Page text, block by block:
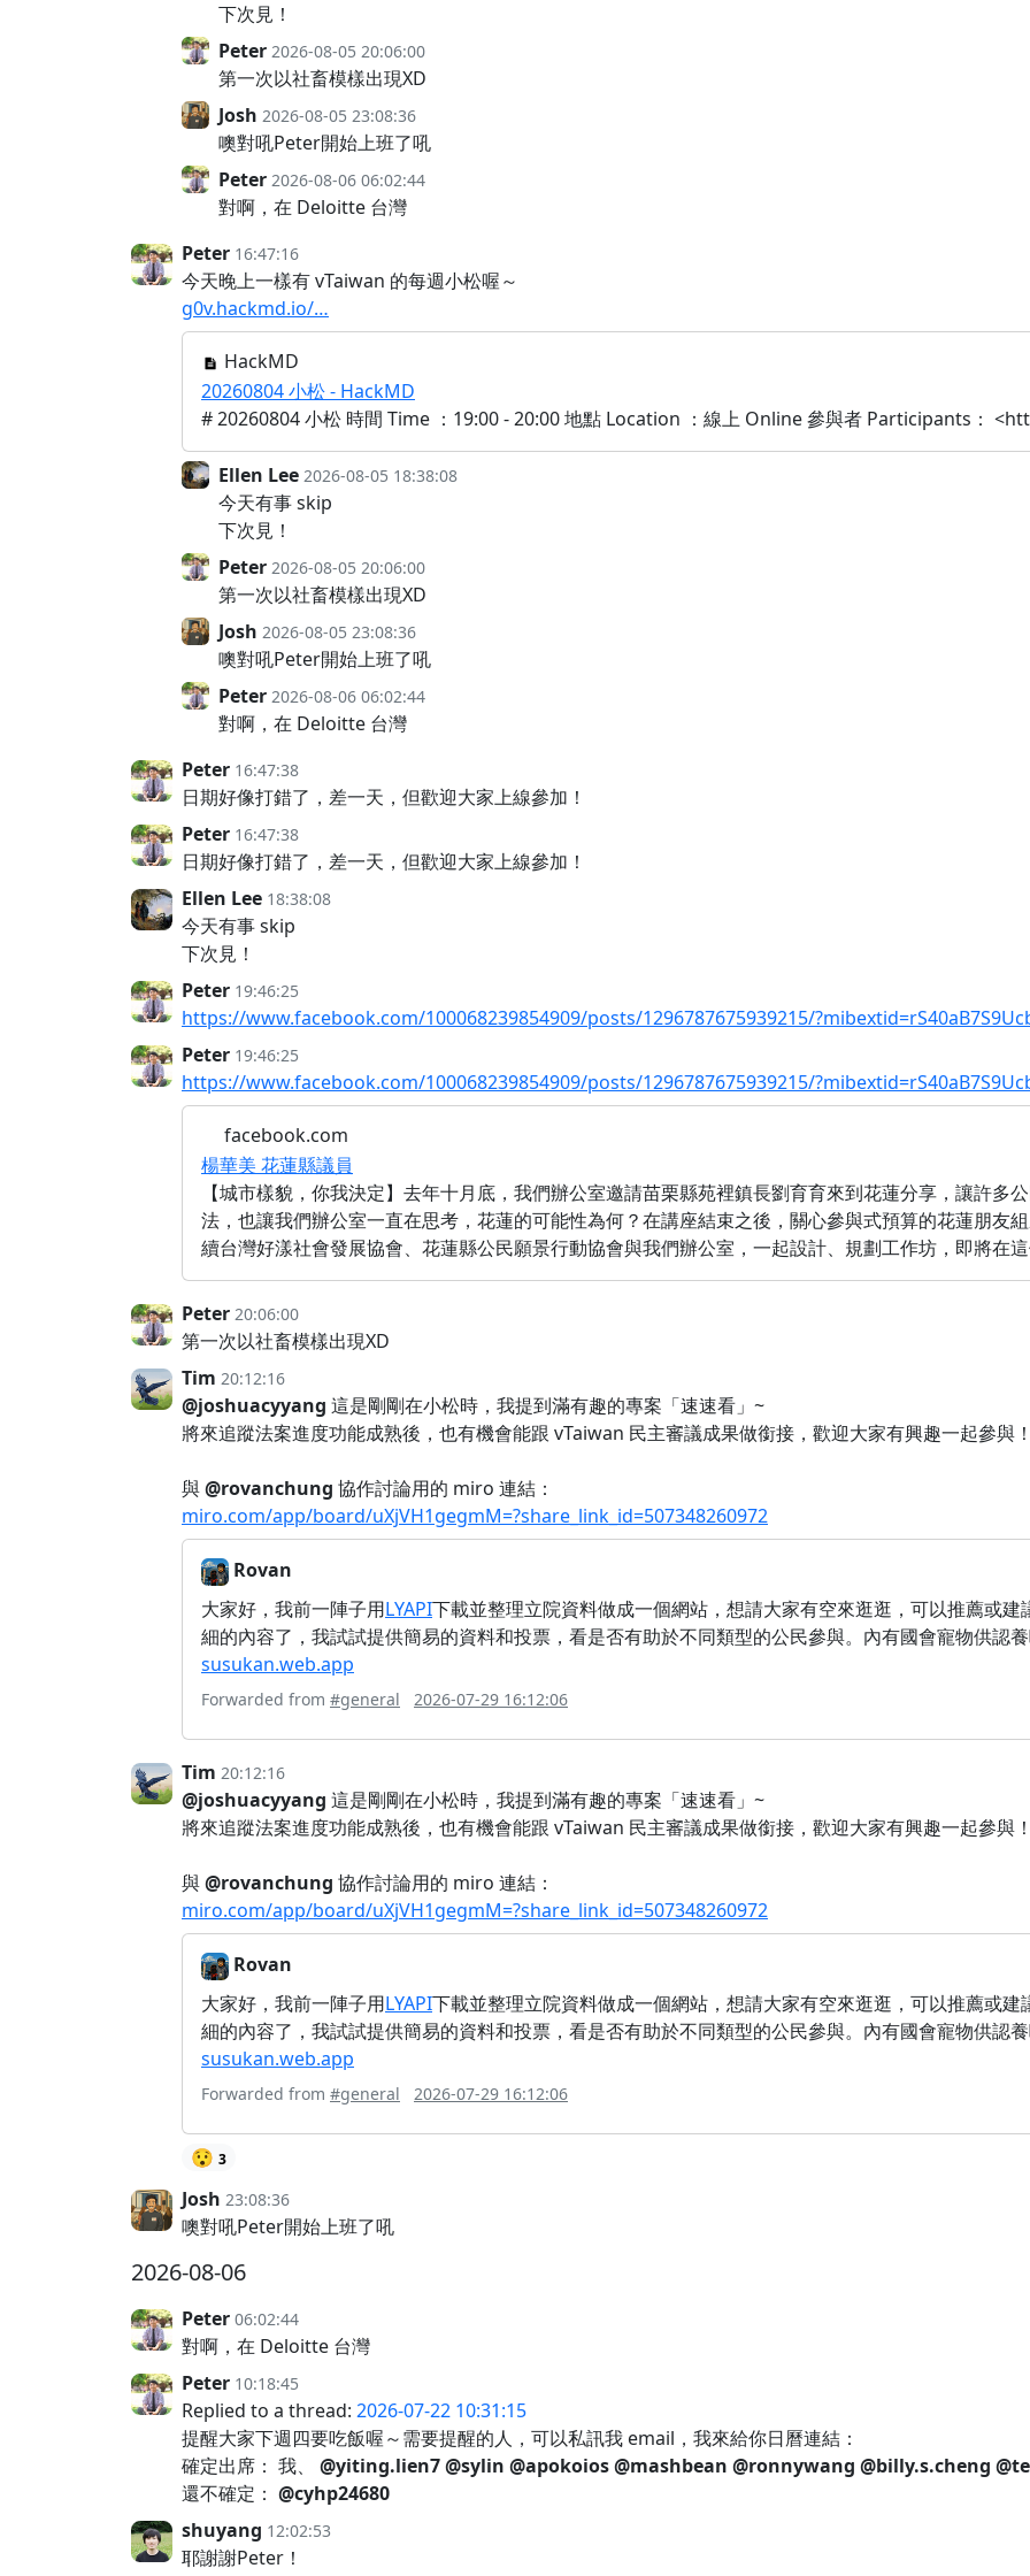
下次見！
Peter 2026-08-05 20:06:00
第一次以社畜模樣出現XD
Josh 2026-08-05 23:08:36
噢對吼Peter開始上班了吼
Peter 2026-08-06 06:02:44
對啊，在 Deloitte 台灣
Peter 16:47:16
今天晚上一樣有 vTaiwan 的每週小松喔～
g0v.hackmd.io/…
HackMD
20260804 小松 - HackMD
# 20260804 小松 時間 Time ：19:00 - 20:00 地點 Location ：線上 Online 參與者 Participants：
Ellen Lee 2026-08-05 18:38:08
今天有事 skip
下次見！
Peter 2026-08-05 20:06:00
第一次以社畜模樣出現XD
Josh 2026-08-05 23:08:36
噢對吼Peter開始上班了吼
Peter 2026-08-06 06:02:44
對啊，在 Deloitte 台灣
Peter 16:47:38
日期好像打錯了，差一天，但歡迎大家上線參加！
Peter 16:47:38
日期好像打錯了，差一天，但歡迎大家上線參加！
Ellen Lee 18:38:08
今天有事 skip
下次見！
Peter 19:46:25
https://www.facebook.com/100068239854909/posts/1296787675939215/
Peter 19:46:25
https://www.facebook.com/100068239854909/posts/1296787675939215/
facebook.com
楊華美 花蓮縣議員
【城市樣貌，你我決定】 ​ 去年十月底，我們辦公室邀請苗栗縣苑裡鎮長劉育育來到花蓮分享，讓許
法，也讓我們辦公室一直在思考，花蓮的可能性為何？ ​ 在講座結束之後，關心參與式預算的花蓮朋友
續台灣好漾社會發展協會、花蓮縣公民願景行動協會與我們辦公室，一起設計、規劃工作坊，即將在這
Peter 20:06:00
第一次以社畜模樣出現XD
Tim 20:12:16
@joshuacyyang 這是剛剛在小松時，我提到滿有趣的專案「速速看」~
將來追蹤法案進度功能成熟後，也有機會能跟 vTaiwan 民主審議成果做銜接，歡迎大家有興趣一起參與
與@rovanchung 協作討論用的 miro 連結：
miro.com/app/board/uXjVH1gegmM=?share_link_id=507348260972
Rovan
大家好，我前一陣子用LYAPI下載並整理立院資料做成一個網站，想請大家有空來逛逛，可以推薦或建
細的內容了，我試試提供簡易的資料和投票，看是否有助於不同類型的公民參與。內有國會寵物供認養
susukan.web.app
Forwarded from #general 2026-07-29 16:12:06
Tim 20:12:16
@joshuacyyang 這是剛剛在小松時，我提到滿有趣的專案「速速看」~
將來追蹤法案進度功能成熟後，也有機會能跟 vTaiwan 民主審議成果做銜接，歡迎大家有興趣一起參與
與@rovanchung 協作討論用的 miro 連結：
miro.com/app/board/uXjVH1gegmM=?share_link_id=507348260972
Rovan
大家好，我前一陣子用LYAPI下載並整理立院資料做成一個網站，想請大家有空來逛逛，可以推薦或建
細的內容了，我試試提供簡易的資料和投票，看是否有助於不同類型的公民參與。內有國會寵物供認養
susukan.web.app
Forwarded from #general 2026-07-29 16:12:06
😯 3
Josh 23:08:36
噢對吼Peter開始上班了吼
2026-08-06
Peter 06:02:44
對啊，在 Deloitte 台灣
Peter 10:18:45
Replied to a thread: 2026-07-22 10:31:15
提醒大家下週四要吃飯喔～需要提醒的人，可以私訊我 email，我來給你日曆連結：
確定出席： 我、 @yiting.lien7@sylin @apokoios@mashbean @ronnywang @billy.s.cheng
還不確定： @cyhp24680
shuyang 12:02:53
耶謝謝Peter！